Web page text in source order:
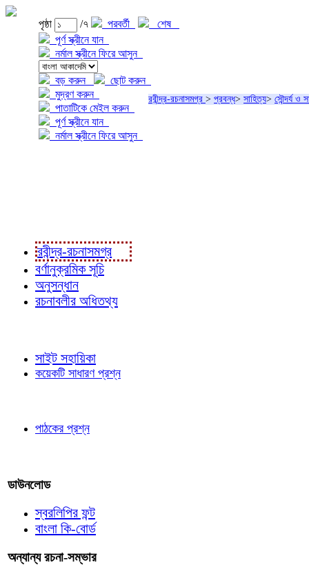
পৃষ্ঠা /৭ পরবর্তী
শেষ
পূর্ণ স্ক্রীনে যান
নর্মাল স্ক্রীনে ফিরে আসুন
বড় করুন
ছোট করুন
মুদ্রণ করুন
পাতাটিকে মেইল করুন
পূর্ণ স্ক্রীনে যান
নর্মাল স্ক্রীনে ফিরে আসুন
রবীন্দ্র-রচনাসমগ্র > প্রবন্ধ> সাহিত্য> সৌন্দর্য ও
রবীন্দ্র-রচনাসমগ্র
বর্ণানুক্রমিক সূচি
অনুসন্ধান
রচনাবলীর অধিতথ্য
সাইট সহায়িকা
কয়েকটি সাধারণ প্রশ্ন
পাঠকের প্রশ্ন
ডাউনলোড
স্বরলিপির ফন্ট
বাংলা কি-বোর্ড
অন্যান্য রচনা-সম্ভার